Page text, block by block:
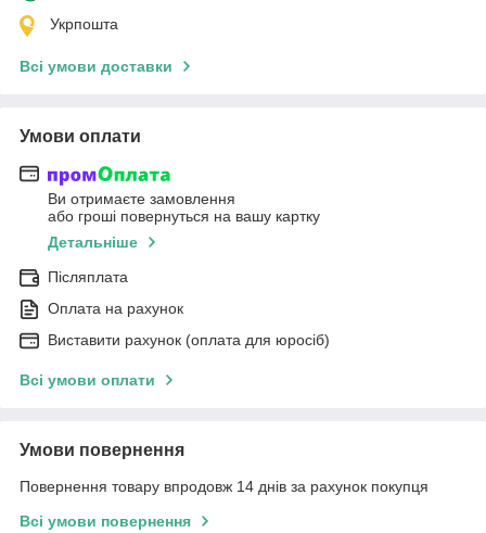
Укрпошта
Всі умови доставки
Умови оплати
Ви отримаєте замовлення
або гроші повернуться на вашу картку
Детальніше
Післяплата
Оплата на рахунок
Виставити рахунок (оплата для юросіб)
Всі умови оплати
Умови повернення
Повернення товару впродовж 14 днів за рахунок покупця
Всі умови повернення